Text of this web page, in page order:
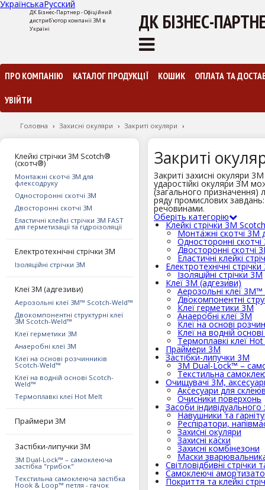
УкраїнськаРусский
ДК Бізнес-Партнер - Офіційний
дистриб'ютор компанії 3М в
Україні
ДК БІЗНЕС-
ПРО КОМПАНІЮ КАТАЛОГ ПРОДУКЦІЇ КОШИК ОПЛАТА ТА
УВІЙТИ
Головна › Захисні окуляри › Закриті окуляри ›
Клейкі стрічки 3М Scotch®
(скотч®)
Монтажні скотчі 3М для
флексодруку
Односторонні скотчі 3М
Двосторонні скотчі 3М
Еластичні клейкі стрічки 3М FAST
для герметизації та гідроізоляції
Електротехнічні стрічки 3M
Ізоляційні стрічки 3М
Клеї 3М (адгезиви)
Аерозольні клеї 3M™ Scotch-Weld™
Двокомпонентні структурні клеї
3M Scotch-Weld™
Клеї герметики 3М
Анаеробні клеї 3М
Клеї на основі розчинників
Scotch-Weld™
Клеї на водній основі Scotch-
Weld™
Термоплавкі клеї Hot Melt
Праймери 3М
Застібки-липучки 3М
3M Dual-Lock™ – самоклеюча
застібка "грибок"
Текстильна самоклеюча застібка
Hook & Loop™ петля - гачок
Закриті
Закриті захисні окуляри
ударостійкі окуляри ЗМ
(загального призначення)
ряду промислових
речовинами.
Оберіть категорію
Клейкі стрічки 3М
Монтажні скотчі 3М
Односторонні
Двосторонні скотчі
Еластичні клейкі
Електротехнічні
Ізоляційні стрічки 3М
Клеї 3М (адгезиви)
Аерозольні клеї
Двокомпонентні
Клеї герметики 3М
Анаеробні клеї 3М
Клеї на основі
Клеї на водній
Термоплавкі клеї
Праймери 3М
Застібки-липучки 3М
3M Dual-Lock™ –
Текстильна
Очищувачі 3М,
Аксесуари для
Очисники поверхонь
Засоби індивідуального
Навушники та
Респіратори,
Захисні окуляри
Захисні каски
Захисні комбінезони
Маски
Світловідбивні стрічки
Самоклеючі
Покриття та клейкі